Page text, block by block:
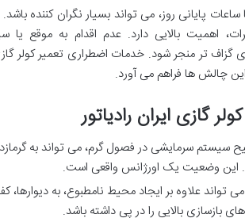
پایانی روز، می تواند بسیار نگران کننده
بالایی دارد. عدم اقدام به موقع یا
تر منجر شود. خدمات اضطراری تعمیر کولر گازی
چالش ها فراهم می آورد.
گازی ایران رادیاتور
سیستم سرمایشی در فصول گرم، می تواند به
این وضعیت یک اورژانس واقعی است.
تواند علاوه بر ایجاد محیط نامطبوع، به
بازسازی بالایی را در پی داشته باشد.